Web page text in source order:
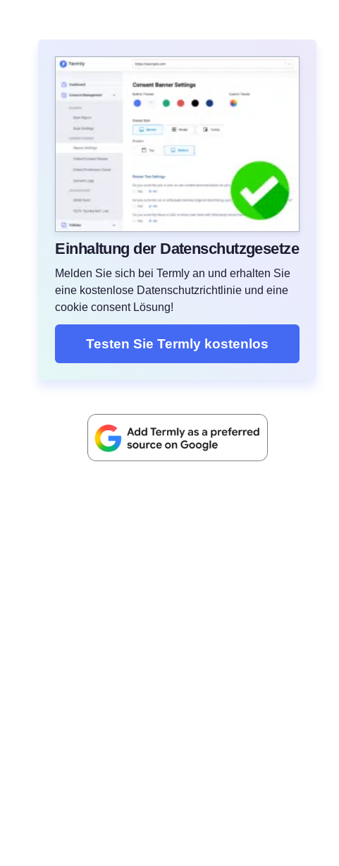
Einhaltung der Datenschutzgesetze
Melden Sie sich bei Termly an und erhalten Sie
eine kostenlose Datenschutzrichtlinie und eine
cookie consent Lösung!
Testen Sie Termly kostenlos